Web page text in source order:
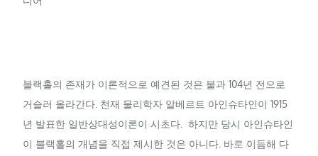
블랙홀의 존재가 이론적으로 예견된 것은 불과 104년 전으로
거슬러 올라간다. 천재 물리학자 알베르트 아인슈타인이 1915
년 발표한 일반상대성이론이 시초다. 하지만 당시 아인슈타인
이 블랙홀의 개념을 직접 제시한 것은 아니다. 바로 이듬해 다